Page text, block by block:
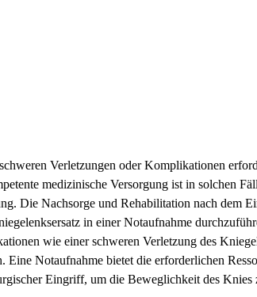
medizinische Versorgung ist in solchen
Die Nachsorge und Rehabilitation nach dem
in einer Notaufnahme
wie einer schweren Verletzung des
Eine Notaufnahme bietet die erforderlichen
Eingriff, um die Beweglichkeit des Knies